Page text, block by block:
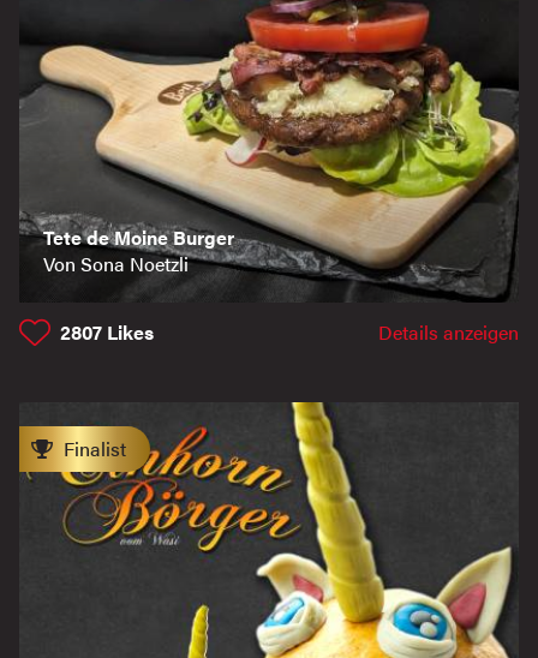
Tete de Moine Burger
Von Sona Noetzli
2807 Likes Details anzeigen
Finalist